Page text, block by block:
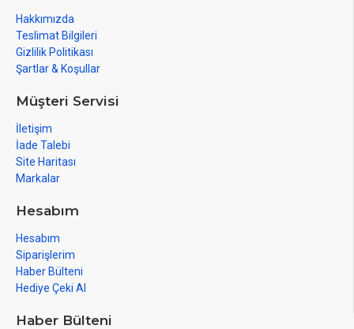
Hakkımızda
Teslimat Bilgileri
Gizlilik Politikası
Şartlar & Koşullar
Müşteri Servisi
İletişim
İade Talebi
Site Haritası
Markalar
Hesabım
Hesabım
Siparişlerim
Haber Bülteni
Hediye Çeki Al
Haber Bülteni